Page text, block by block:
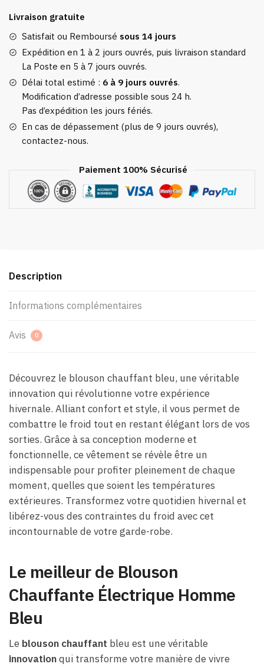
Électrique
Homme
Bleu
Livraison gratuite
Satisfait ou Remboursé sous 14 jours
Expédition en 1 à 2 jours ouvrés, puis livraison standard
La Poste en 5 à 7 jours ouvrés.
Délai total estimé : 6 à 9 jours ouvrés.
Modification d’adresse possible sous 24 h.
Pas d’expédition les jours fériés.
En cas de dépassement (plus de 9 jours ouvrés),
contactez-nous.
Paiement 100% Sécurisé
Description
Informations complémentaires
Avis 0
Découvrez le blouson chauffant bleu, une véritable
innovation qui révolutionne votre expérience
hivernale. Alliant confort et style, il vous permet de
combattre le froid tout en restant élégant lors de vos
sorties. Grâce à sa conception moderne et
fonctionnelle, ce vêtement se révèle être un
indispensable pour profiter pleinement de chaque
moment, quelles que soient les températures
extérieures. Transformez votre quotidien hivernal et
libérez-vous des contraintes du froid avec cet
incontournable de votre garde-robe.
Le meilleur de Blouson
Chauffante Électrique Homme
Bleu
Le blouson chauffant bleu est une véritable
innovationqui transforme votre manière de vivre